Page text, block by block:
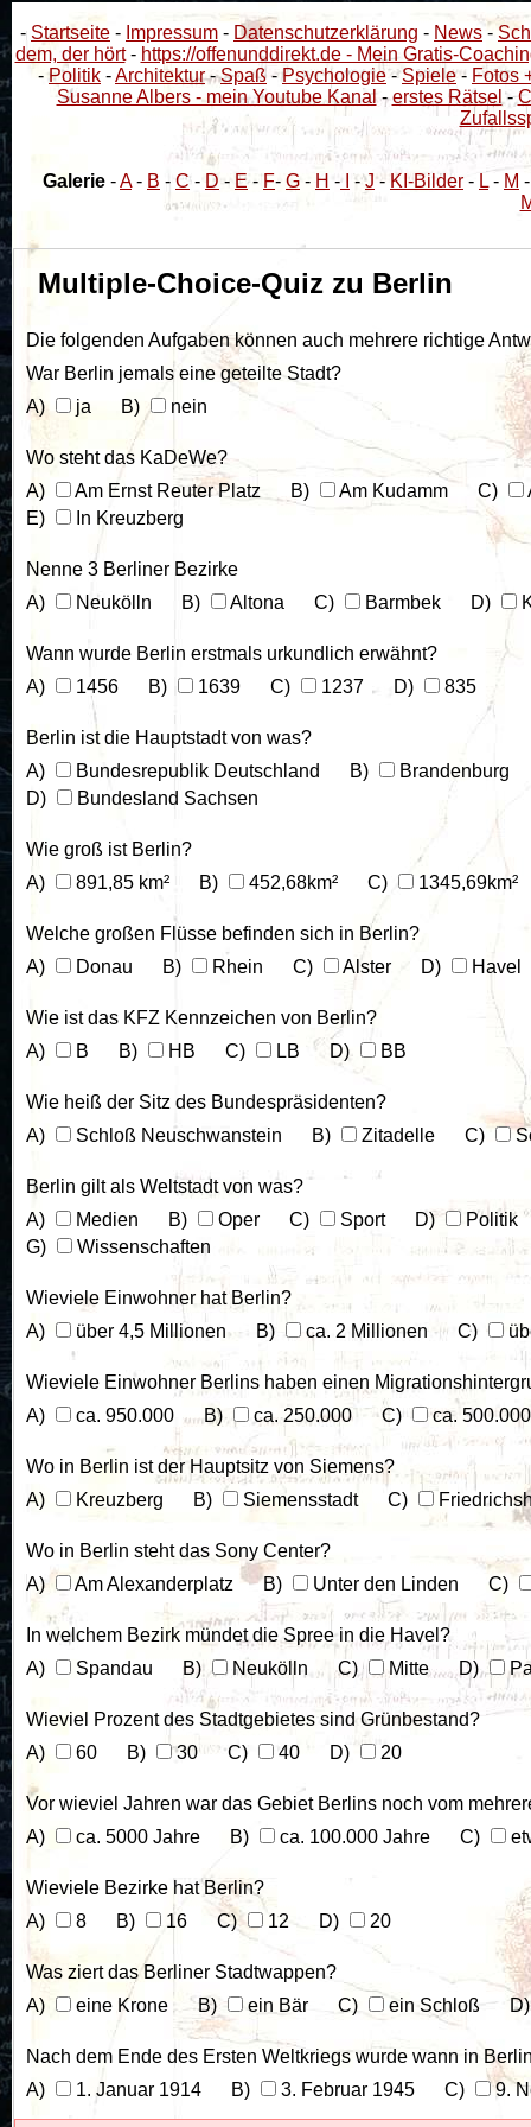
- Startseite - Impressum - Datenschutzerklärung - News -
dem, der hört- https://offenunddirekt.de - Mein Gratis-
-Politik -Architektur-Spaß -Psychologie-Spiele- Fotos
Susanne Albers - mein Youtube Kanal-erstes Rätsel -
Galerie -A- B - C- D - E- F- G - H - -J- KI-Bilder - L - M
Multiple-Choice-Quiz zu Berlin
Die folgenden Aufgaben können auch mehrere richtige
War Berlin jemals eine geteilte Stadt?
ja
nein
Wo steht das KaDeWe?
Am Ernst Reuter Platz
Am Kudamm
In Kreuzberg
Nenne 3 Berliner Bezirke
Neukölln
Altona Barmbek
Wann wurde Berlin erstmals urkundlich erwähnt?
1456
1639 1237 835
Berlin ist die Hauptstadt von was?
Bundesrepublik Deutschland
Brandenburg
Bundesland Sachsen
Wie groß ist Berlin?
891,85 km²
452,68km² 1345,69km²
Welche großen Flüsse befinden sich in Berlin?
Donau
Rhein Alster Havel
Wie ist das KFZ Kennzeichen von Berlin?
B
HB LB BB
Wie heiß der Sitz des Bundespräsidenten?
Schloß Neuschwanstein
Zitadelle
Berlin gilt als Weltstadt von was?
Medien
Oper Sport
Politik
Wissenschaften
Wieviele Einwohner hat Berlin?
über 4,5 Millionen
ca. 2 Millionen
Wieviele Einwohner Berlins haben einen
ca. 950.000
ca. 250.000 ca. 500.000
Wo in Berlin ist der Hauptsitz von Siemens?
Kreuzberg
Siemensstadt
Wo in Berlin steht das Sony Center?
Am Alexanderplatz
Unter den Linden
In welchem Bezirk mündet die Spree in die Havel?
Spandau
Neukölln Mitte
Wieviel Prozent des Stadtgebietes sind Grünbestand?
60
30 40 20
Vor wieviel Jahren war das Gebiet Berlins noch vom
ca. 5000 Jahre
ca. 100.000 Jahre
Wieviele Bezirke hat Berlin?
8
16 12 20
Was ziert das Berliner Stadtwappen?
eine Krone
ein Bär ein Schloß
Nach dem Ende des Ersten Weltkriegs wurde wann in
1. Januar 1914
3. Februar 1945 9.